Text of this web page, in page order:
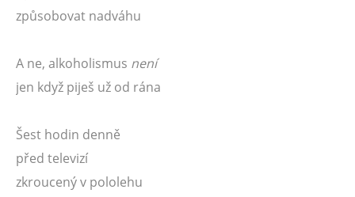
způsobovat nadváhu
A ne, alkoholismus není
jen když piješ už od rána
Šest hodin denně
před televizí
zkroucený v pololehu